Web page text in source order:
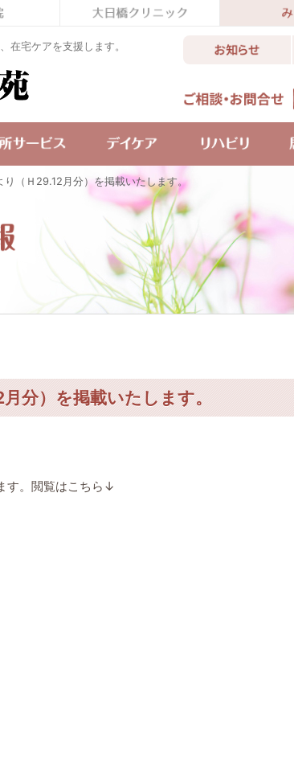
在宅ケアを支援します。
り（Ｈ29.12月分）を掲載いたします。
分）を掲載いたします。
す。閲覧はこちら↓